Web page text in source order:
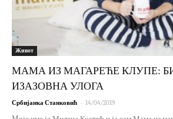
Живот
МАМА ИЗ МАГАРЕЋЕ КЛУПЕ:
ИЗАЗОВНА УЛОГА
Србијанка Станковић - 14/04/2019